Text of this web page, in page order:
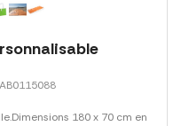
180 x 70 cm en